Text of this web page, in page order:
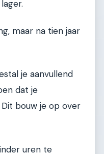
maar na tien jaar
je aanvullend
dat je
bouw je op over
uren te